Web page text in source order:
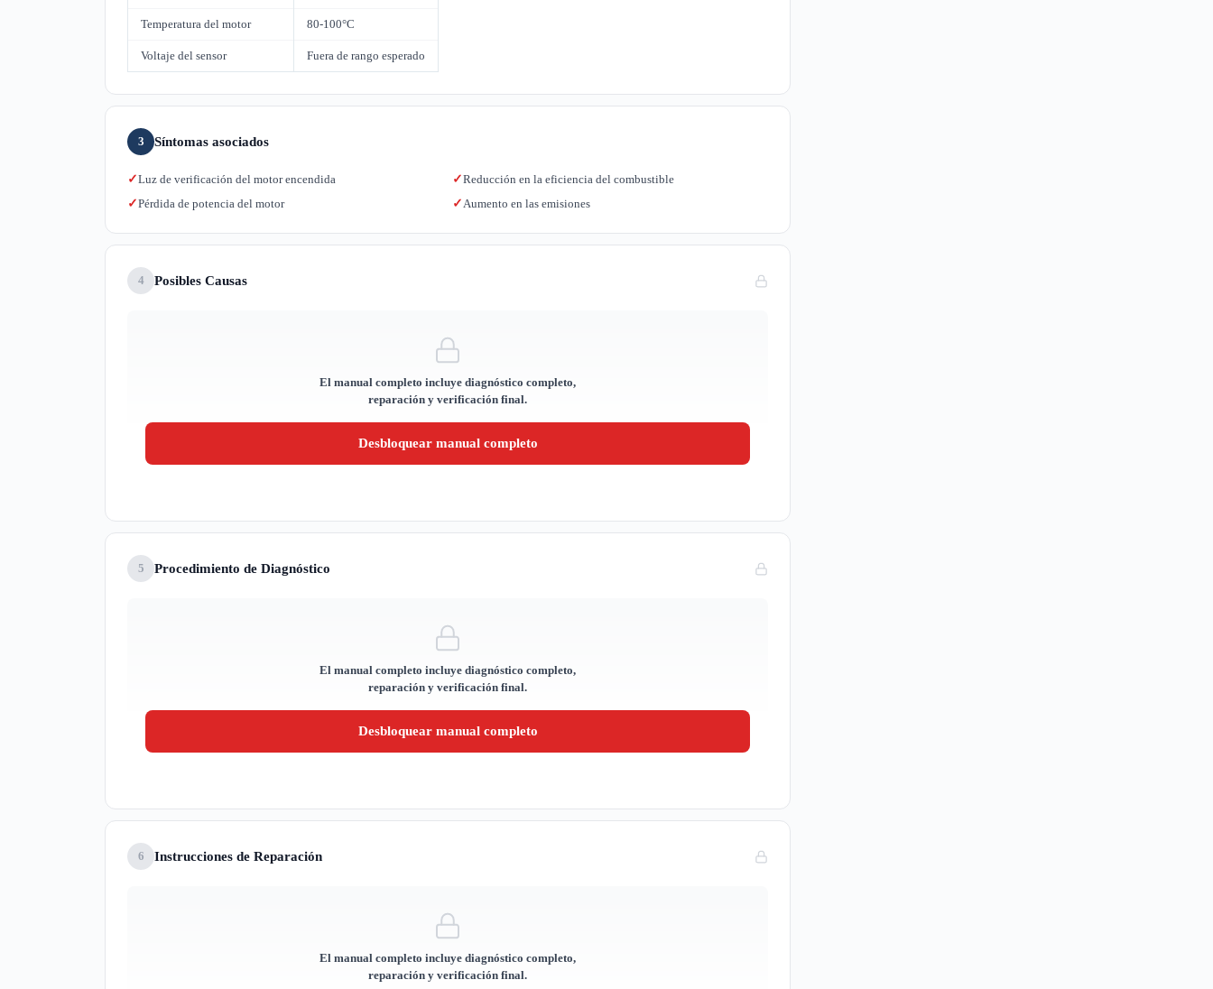
Temperatura del motor 80-100°C
Voltaje del sensor Fuera de rango esperado
3 Síntomas asociados
✓Luz de verificación del motor encendida ✓Reducción en la eficiencia del combustible
✓Pérdida de potencia del motor ✓ Aumento en las emisiones
4 Posibles Causas
El manual completo incluye diagnóstico completo,
reparación y verificación final.
Desbloquear manual completo
5 Procedimiento de Diagnóstico
El manual completo incluye diagnóstico completo,
reparación y verificación final.
Desbloquear manual completo
6 Instrucciones de Reparación
El manual completo incluye diagnóstico completo,
reparación y verificación final.